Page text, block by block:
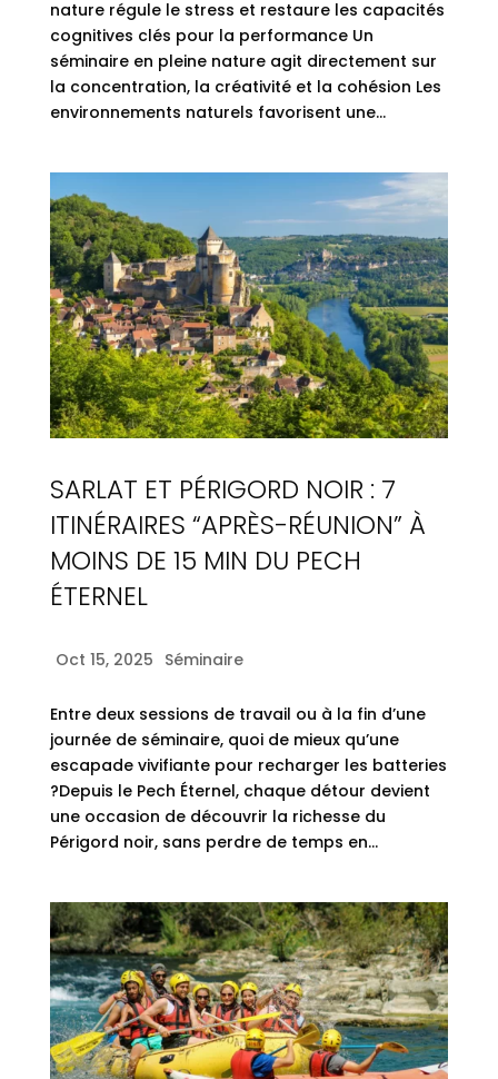
nature régule le stress et restaure les capacités
cognitives clés pour la performance Un
séminaire en pleine nature agit directement sur
la concentration, la créativité et la cohésion Les
environnements naturels favorisent une...
SARLAT ET PÉRIGORD NOIR : 7
ITINÉRAIRES “APRÈS-RÉUNION” À
MOINS DE 15 MIN DU PECH
ÉTERNEL
Oct 15, 2025 Séminaire
Entre deux sessions de travail ou à la fin d’une
journée de séminaire, quoi de mieux qu’une
escapade vivifiante pour recharger les batteries
?Depuis le Pech Éternel, chaque détour devient
une occasion de découvrir la richesse du
Périgord noir, sans perdre de temps en...